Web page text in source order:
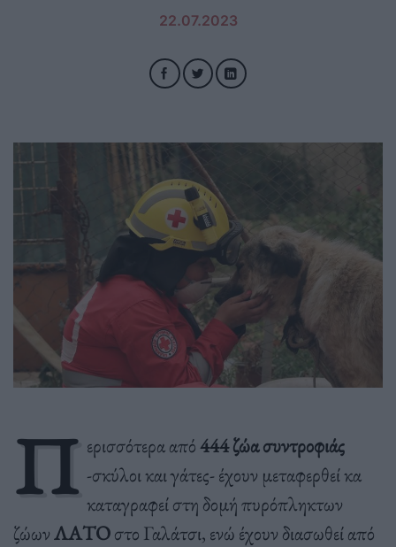
22.07.2023
Π ερισσότερα από444 ζώα συντροφιάς
-σκύλοι και γάτες- έχουν μεταφερθεί κα
καταγραφεί στη δομή πυρόπληκτων
ζώωνΛΑΤΟστο Γαλάτσι, ενώ έχουν διασωθεί από